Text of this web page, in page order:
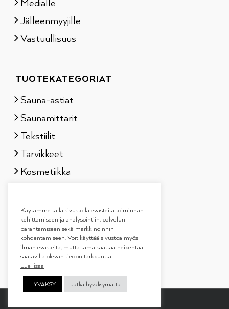
Jälleenmyyjille
Vastuullisuus
TUOTEKATEGORIAT
Sauna-astiat
Saunamittarit
Tekstiilit
Tarvikkeet
Kosmetiikka
Lahjapakkaukset
Käytämme tällä sivustolla evästeitä toiminnan
kehittämiseen ja analysointiin, palvelun
parantamiseen sekä markkinoinnin
kohdentamiseen. Voit käyttää sivustoa myös
ilman evästeitä, mutta tämä saattaa heikentää
saatavilla olevan tiedon tarkkuutta.
Lue lisää
HYVÄKSY Jatka hyväksymättä